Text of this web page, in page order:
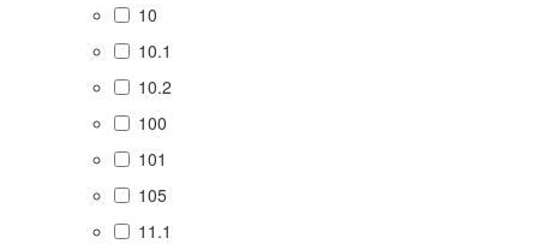
10
10.1
10.2
100
101
105
11.1